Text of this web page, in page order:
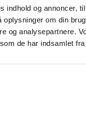
indhold og annoncer,
om din
og analysepartnere.
de har indsamlet